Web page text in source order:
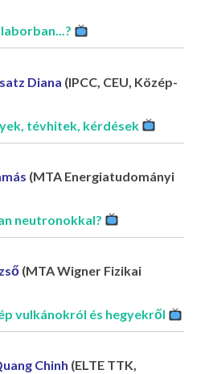
Diana (IPCC, CEU, Közép-
tévhitek, kérdések
(MTA Energiatudományi
neutronokkal?
(MTA Wigner Fizikai
vulkánokról és hegyekről
Chinh (ELTE TTK,